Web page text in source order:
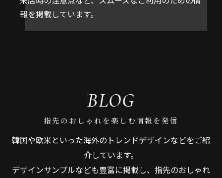
報を掲載しています。
指先のおしゃれを楽しむ情報を発信
BLOG
韓国や欧米といった海外のトレンドデザインなどをご紹
介しています。
デザインサンプルなども豊富に掲載し、指先のおしゃれ